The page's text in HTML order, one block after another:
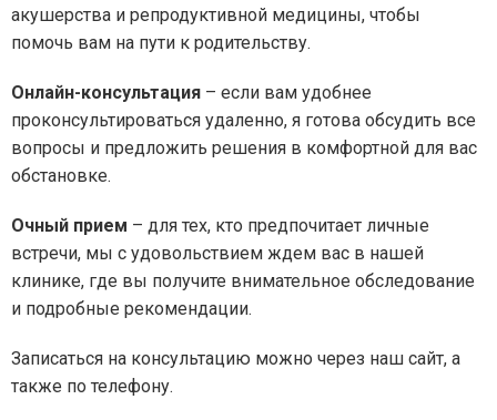
акушерства и репродуктивной медицины, чтобы
помочь вам на пути к родительству.
Онлайн-консультация – если вам удобнее
проконсультироваться удаленно, я готова обсудить все
вопросы и предложить решения в комфортной для вас
обстановке.
Очный прием – для тех, кто предпочитает личные
встречи, мы с удовольствием ждем вас в нашей
клинике, где вы получите внимательное обследование
и подробные рекомендации.
Записаться на консультацию можно через наш сайт, а
также по телефону.